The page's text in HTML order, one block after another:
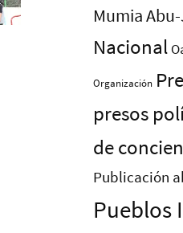
Mumia
Nacional
Organización
presos
de
Publicación